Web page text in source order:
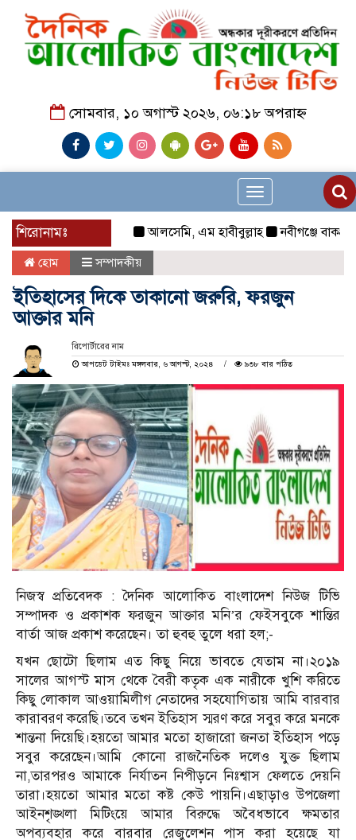
সোমবার, ১০ অগাস্ট ২০২৬, ০৬:১৮ অপরাহ্ন
Toggle
navigation
শিরোনামঃ আলসেমি, এম হাবীবুল্লাহ নবীগঞ্জে
হোম সম্পাদকীয়
ইতিহাসের দিকে তাকানো জরুরি, ফরজুন
আক্তার মনি
রিপোর্টারের নাম
আপডেট টাইমঃ মঙ্গলবার, ৬ আগস্ট, ২০২৪
৯৩৮ বার পঠিত
নিজস্ব প্রতিবেদক : দৈনিক আলোকিত বাংলাদেশ নিউজ টিভি
সম্পাদক ও প্রকাশক ফরজুন আক্তার মনি’র ফেইসবুকে শান্তির
বার্তা আজ প্রকাশ করেছেন। তা হুবহু তুলে ধরা হল;-
যখন ছোটো ছিলাম এত কিছু নিয়ে ভাবতে যেতাম না।২০১৯
সালের আগস্ট মাস থেকে বৈরী কতৃক এক নারীকে খুশি করিতে
কিছু লোকাল আওয়ামিলীগ নেতাদের সহযোগিতায় আমি বারবার
কারাবরণ করেছি।তবে তখন ইতিহাস স্মরণ করে সবুর করে মনকে
শান্তনা দিয়েছি।হয়তো আমার মতো হাজারো জনতা ইতিহাস পড়ে
সবুর করেছেন।আমি কোনো রাজনৈতিক দলেও যুক্ত ছিলাম
না,তারপরও আমাকে নির্যাতন নিপীড়নে নিঃশ্বাস ফেলতে দেয়নি
তারা।হয়তো আমার মতো কষ্ট কেউ পায়নি।এছাড়াও উপজেলা
আইনশৃঙ্খলা মিটিংয়ে আমার বিরুদ্ধে অবৈধভাবে ক্ষমতার
অপব্যবহার করে বারবার রেজুলেশন পাস করা হয়েছে যা